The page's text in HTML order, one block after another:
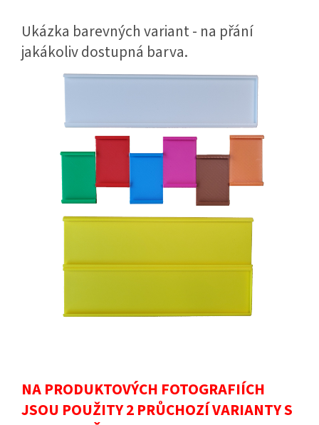
Ukázka barevných variant - na přání
jakákoliv dostupná barva.
NA PRODUKTOVÝCH FOTOGRAFIÍCH
JSOU POUŽITY 2 PRŮCHOZÍ VARIANTY S